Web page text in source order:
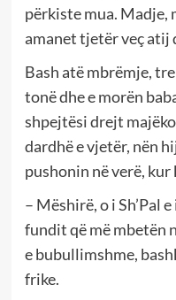
përkiste mua. Madje,
amanet tjetër veç atij
Bash atë mbrëmje,
tonë dhe e morën
shpejtësi drejt
dardhë e vjetër, nën
pushonin në verë,
– Mëshirë, o i Sh’Pal
fundit që më mbetën
e bubullimshme,
frike.